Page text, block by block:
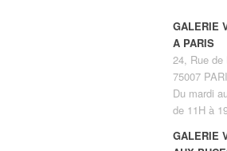
GALERIE
A PARIS
24, Rue de
75007
Du mardi
de 11H à
GALERIE